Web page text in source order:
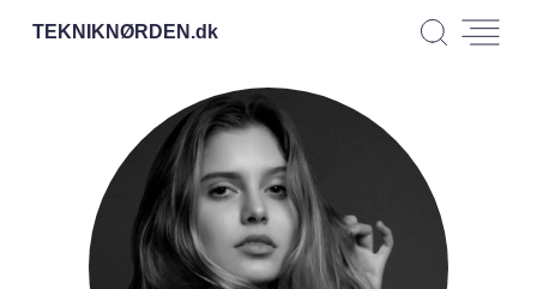
TEKNIKNØRDEN.dk